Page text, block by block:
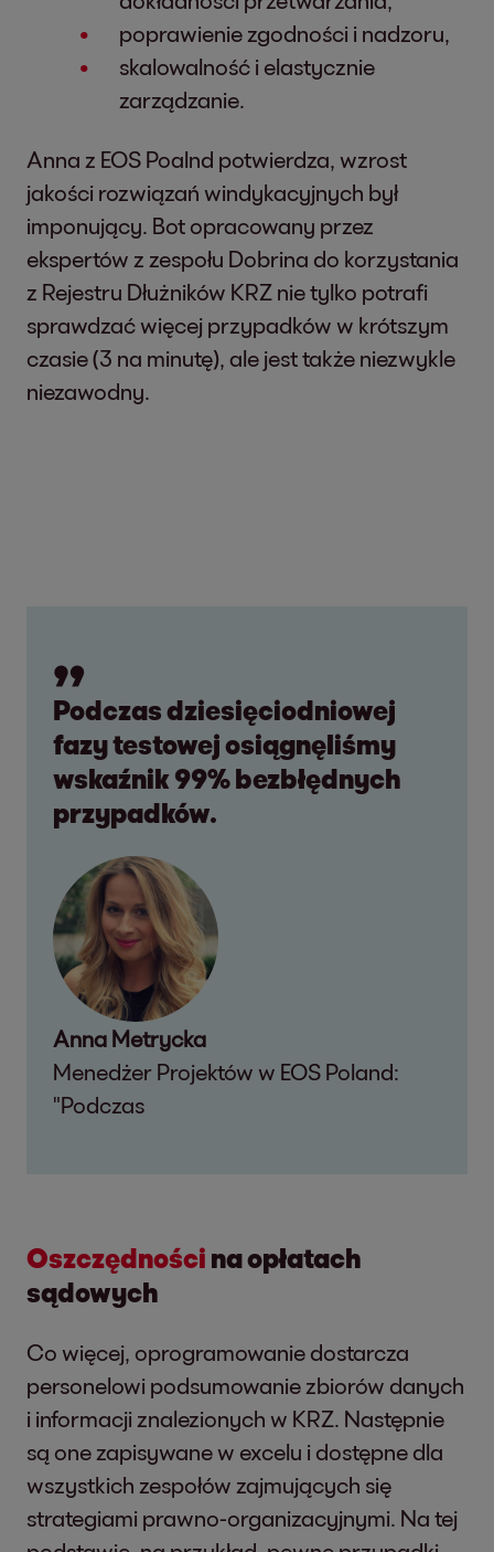
poprawienie zgodności i nadzoru,
skalowalność i elastycznie
zarządzanie.
Anna z EOS Poalnd potwierdza, wzrost
jakości rozwiązań windykacyjnych był
imponujący. Bot opracowany przez
ekspertów z zespołu Dobrina do korzystania
z Rejestru Dłużników KRZ nie tylko potrafi
sprawdzać więcej przypadków w krótszym
czasie (3 na minutę), ale jest także niezwykle
niezawodny.
Podczas dziesięciodniowej
fazy testowej osiągnęliśmy
wskaźnik 99% bezbłędnych
przypadków.
Anna Metrycka
Menedżer Projektów w EOS Poland:
"Podczas
Oszczędności na opłatach
sądowych
Co więcej, oprogramowanie dostarcza
personelowi podsumowanie zbiorów danych
i informacji znalezionych w KRZ. Następnie
są one zapisywane w excelu i dostępne dla
wszystkich zespołów zajmujących się
strategiami prawno-organizacyjnymi. Na tej